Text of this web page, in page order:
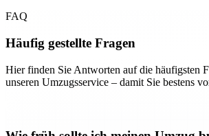
FAQ
Häufig gestellte Fragen
Hier finden Sie Antworten auf die häufigsten
unseren Umzugsservice – damit Sie bestens